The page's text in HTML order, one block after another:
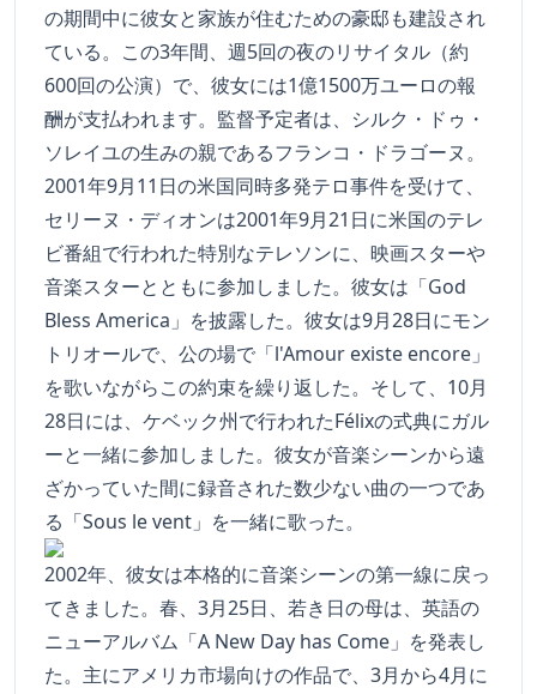
の期間中に彼女と家族が住むための豪邸も建設され
ている。この3年間、週5回の夜のリサイタル（約
600回の公演）で、彼女には1億1500万ユーロの報
酬が支払われます。監督予定者は、シルク・ドゥ・
ソレイユの生みの親であるフランコ・ドラゴーヌ。
2001年9月11日の米国同時多発テロ事件を受けて、
セリーヌ・ディオンは2001年9月21日に米国のテレ
ビ番組で行われた特別なテレソンに、映画スターや
音楽スターとともに参加しました。彼女は「God
Bless America」を披露した。彼女は9月28日にモン
トリオールで、公の場で「l'Amour existe encore」
を歌いながらこの約束を繰り返した。そして、10月
28日には、ケベック州で行われたFélixの式典にガル
ーと一緒に参加しました。彼女が音楽シーンから遠
ざかっていた間に録音された数少ない曲の一つであ
る「Sous le vent」を一緒に歌った。
2002年、彼女は本格的に音楽シーンの第一線に戻っ
てきました。春、3月25日、若き日の母は、英語の
ニューアルバム「A New Day has Come」を発表し
た。主にアメリカ市場向けの作品で、3月から4月に